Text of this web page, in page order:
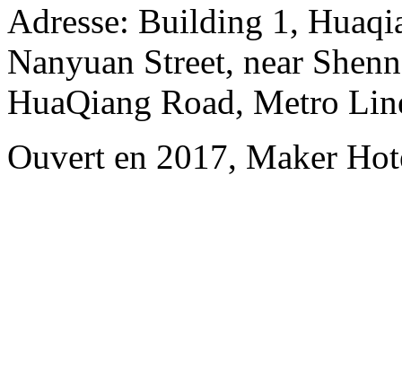
Adresse: Building 1,
Nanyuan Street, near
HuaQiang Road, Metro
Ouvert en 2017, Maker